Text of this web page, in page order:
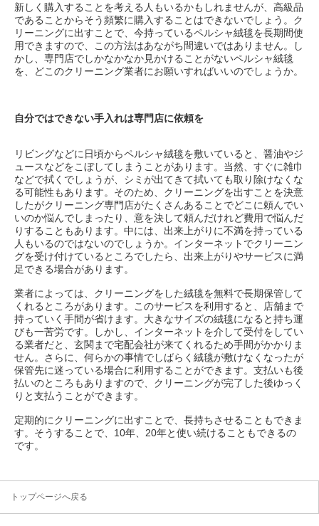
新しく購入することを考える人もいるかもしれませんが、高級品
であることからそう頻繁に購入することはできないでしょう。ク
リーニングに出すことで、今持っているペルシャ絨毯を長期間使
用できますので、この方法はあながち間違いではありません。し
かし、専門店でしかなかなか見かけることがないペルシャ絨毯
を、どこのクリーニング業者にお願いすればいいのでしょうか。
自分ではできない手入れは専門店に依頼を
リビングなどに日頃からペルシャ絨毯を敷いていると、醤油やジ
ュースなどをこぼしてしまうことがあります。当然、すぐに雑巾
などで拭くでしょうが、シミが出てきて拭いても取り除けなくな
る可能性もあります。そのため、クリーニングを出すことを決意
したがクリーニング専門店がたくさんあることでどこに頼んでい
いのか悩んでしまったり、意を決して頼んだけれど費用で悩んだ
りすることもあります。中には、出来上がりに不満を持っている
人もいるのではないのでしょうか。インターネットでクリーニン
グを受け付けているところでしたら、出来上がりやサービスに満
足できる場合があります。
業者によっては、クリーニングをした絨毯を無料で長期保管して
くれるところがあります。このサービスを利用すると、店舗まで
持っていく手間が省けます。大きなサイズの絨毯になると持ち運
びも一苦労です。しかし、インターネットを介して受付をしてい
る業者だと、玄関まで宅配会社が来てくれるため手間がかかりま
せん。さらに、何らかの事情でしばらく絨毯が敷けなくなったが
保管先に迷っている場合に利用することができます。支払いも後
払いのところもありますので、クリーニングが完了した後ゆっく
りと支払うことができます。
定期的にクリーニングに出すことで、長持ちさせることもできま
す。そうすることで、10年、20年と使い続けることもできるの
です。
トップページへ戻る